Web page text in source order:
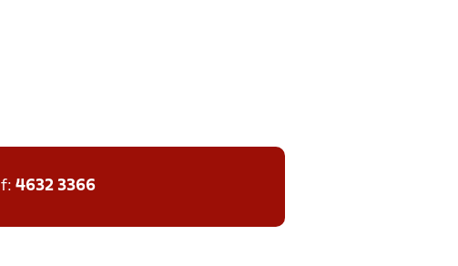
4632 3366